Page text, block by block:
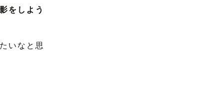
をしよう
いなと思